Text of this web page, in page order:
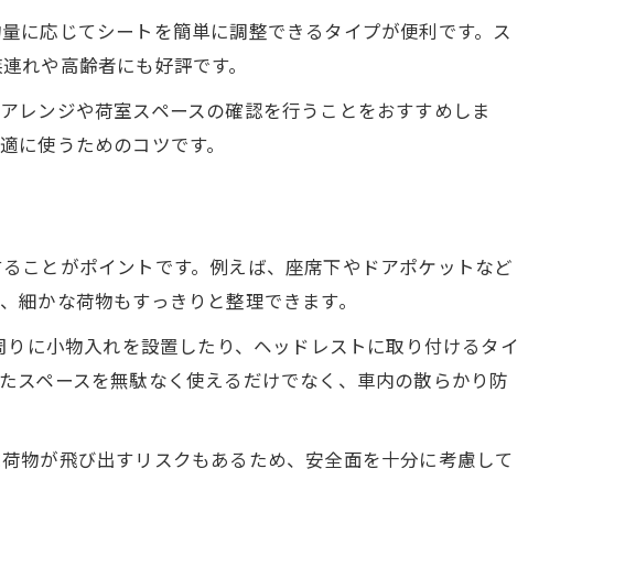
に応じてシートを簡単に調整できるタイプが便利です。ス
れや高齢者にも好評です。
レンジや荷室スペースの確認を行うことをおすすめしま
使うためのコツです。
ことがポイントです。例えば、座席下やドアポケットなど
かな荷物もすっきりと整理できます。
に小物入れを設置したり、ヘッドレストに取り付けるタイ
スペースを無駄なく使えるだけでなく、車内の散らかり防
物が飛び出すリスクもあるため、安全面を十分に考慮して